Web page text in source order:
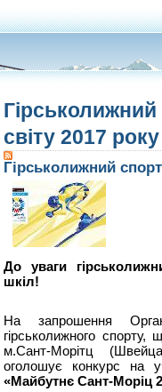
світу 2017
Гірськолижний спорт
До уваги
шкіл!
На запрошення
гірськолижного
м.Сант-Морітц
оголошує конкурс на
«Майбутнє Сант-Моріц